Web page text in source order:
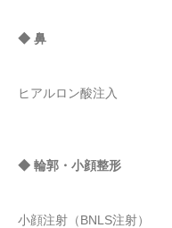
◆ 鼻
ヒアルロン酸注入
◆ 輪郭・小顔整形
小顔注射（BNLS注射）